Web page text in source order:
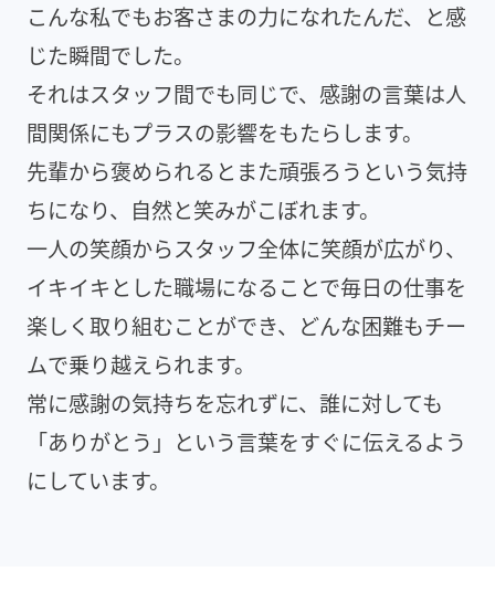
こんな私でもお客さまの力になれたんだ、と感
じた瞬間でした。
それはスタッフ間でも同じで、感謝の言葉は人
間関係にもプラスの影響をもたらします。
先輩から褒められるとまた頑張ろうという気持
ちになり、自然と笑みがこぼれます。
一人の笑顔からスタッフ全体に笑顔が広がり、
イキイキとした職場になることで毎日の仕事を
楽しく取り組むことができ、どんな困難もチー
ムで乗り越えられます。
常に感謝の気持ちを忘れずに、誰に対しても
「ありがとう」という言葉をすぐに伝えるよう
にしています。